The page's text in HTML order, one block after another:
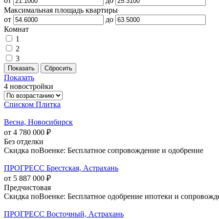
Максимальная площадь квартиры
от
до
Комнат
1
2
3
Показать
4 новостройки
Списком Плитка
Весна, Новосибирск
от 4 780 000 ₽
Без отделки
Скидка поВоенке: Бесплатное сопровождение и одобрение
ПРОГРЕСС Брестская, Астрахань
от 5 887 000 ₽
Предчистовая
Скидка поВоенке: Бесплатное одобрение ипотеки и
ПРОГРЕСС Восточный, Астрахань